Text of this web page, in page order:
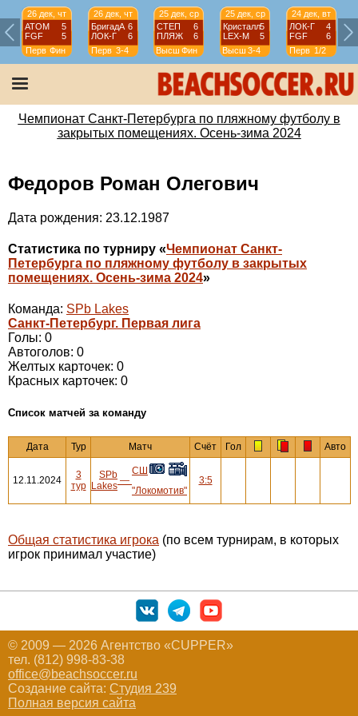
26 дек, чт
АТОМ
5
FGF
5
Перв Фин
26 дек, чт
БригадА 6
ЛОК-Г
6
Перв 3-4
25 дек, ср
СТЕП
6
ПЛЯЖ
6
Высш Фин
25 дек, ср
Кристалл5
LEX-М
5
Высш 3-4
24 дек, вт
ЛОК-Г
4
FGF
6
Перв 1/2
Чемпионат Санкт-Петербурга по пляжному футболу в
закрытых помещениях. Осень-зима 2024
Федоров Роман Олегович
Дата рождения: 23.12.1987
Статистика по турниру «Чемпионат Санкт-
Петербурга по пляжному футболу в закрытых
помещениях. Осень-зима 2024»
Команда: SPb Lakes
Санкт-Петербург. Первая лига
Голы: 0
Автоголов: 0
Желтых карточек: 0
Красных карточек: 0
Cписок матчей за команду
Дата Тур Матч Счёт Гол Авто
12.11.2024
3
тур
SPb
Lakes —
СШ
"Локомотив"
3:5
Общая статистика игрока (по всем турнирам, в которых
игрок принимал участие)
© 2009 — 2026 Агентство «CUPPER»
тел. (812) 998-83-38
office@beachsoccer.ru
Создание сайта: Студия 239
Полная версия сайта